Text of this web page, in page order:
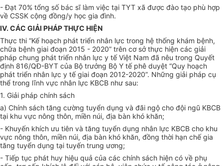
- Đạt 70% tổng số bác sĩ làm việc tại TYT xã được đào tạo phù hợp
về CSSK cộng đồng/y học gia đình.
IV. CÁC GIẢI PHÁP THỰC HIỆN
Thực thi “Kế hoạch phát triển nhân lực trong hệ thống khám bệnh,
chữa bệnh giai đoạn 2015 - 2020” trên cơ sở thực hiện các giải
pháp chung phát triển nhân lực y tế Việt Nam đã nêu trong Quyết
định 816/QĐ-BYT của Bộ trưởng Bộ Y tế phê duyệt “Quy hoạch
phát triển nhân lực y tế giai đoạn 2012-2020”. Những giải pháp cụ
thể trong lĩnh vực nhân lực KBCB như sau:
1. Giải pháp chính sách
a) Chính sách tăng cường tuyển dụng và đãi ngộ cho đội ngũ KBCB
tại khu vực nông thôn, miền núi, địa bàn khó khăn;
- Khuyến khích ưu tiên và tăng tuyển dụng nhân lực KBCB cho khu
vực nông thôn, miền núi, địa bàn khó khăn, đồng thời hạn chế gia
tăng tuyển dụng tại tuyến trung ương;
- Tiếp tục phát huy hiệu quả của các chính sách hiện có về phụ